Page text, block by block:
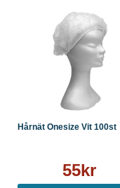
Hårnät Onesize Vit 100st
55kr